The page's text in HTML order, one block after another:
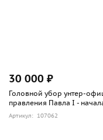
30 000 ₽
Головной убор унтер-
правления Павла I -
Артикул: 107062